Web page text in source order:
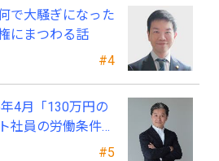
#4
で大騒ぎになった
にまつわる話
#5
4月「130万円の
社員の労働条件通